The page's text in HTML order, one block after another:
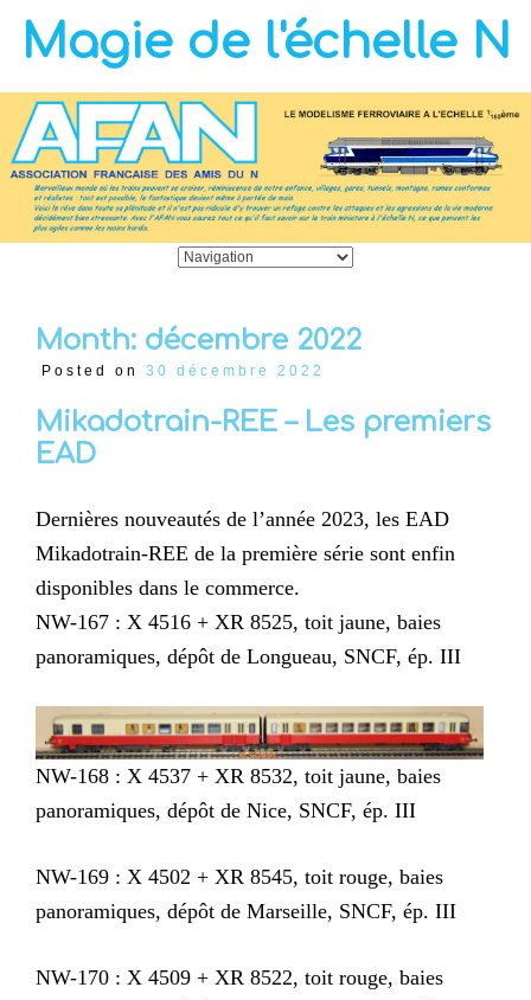
Magie de l'échelle N
Month: décembre 2022
Posted on 30 décembre 2022
Mikadotrain-REE – Les premiers
EAD
Dernières nouveautés de l’année 2023, les EAD
Mikadotrain-REE de la première série sont enfin
disponibles dans le commerce.
NW-167 : X 4516 + XR 8525, toit jaune, baies
panoramiques, dépôt de Longueau, SNCF, ép. III
NW-168 : X 4537 + XR 8532, toit jaune, baies
panoramiques, dépôt de Nice, SNCF, ép. III
NW-169 : X 4502 + XR 8545, toit rouge, baies
panoramiques, dépôt de Marseille, SNCF, ép. III
NW-170 : X 4509 + XR 8522, toit rouge, baies